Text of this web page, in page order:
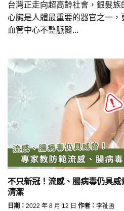
台灣正走向超高齡社會，銀髮
心臟是人體最重要的器官之一
血管中心不整脈醫...
不只新冠！流感、腸病毒仍具
清潔
日期： 2022 年 8 月 12 日 作者： 李祉函